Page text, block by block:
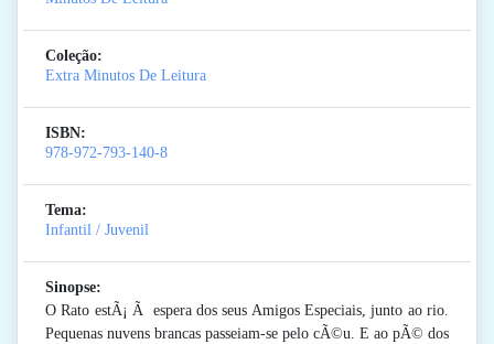
Coleção:
Extra Minutos De Leitura
ISBN:
978-972-793-140-8
Tema:
Infantil / Juvenil
Sinopse:
O Rato estÃ¡ Ã espera dos seus Amigos Especiais, junto ao rio.
Pequenas nuvens brancas passeiam-se pelo cÃ©u. E ao pÃ© dos